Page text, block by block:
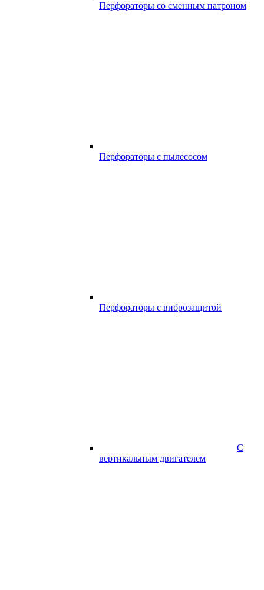
Перфораторы со сменным патроном
Перфораторы с пылесосом
Перфораторы с виброзащитой
С
вертикальным двигателем